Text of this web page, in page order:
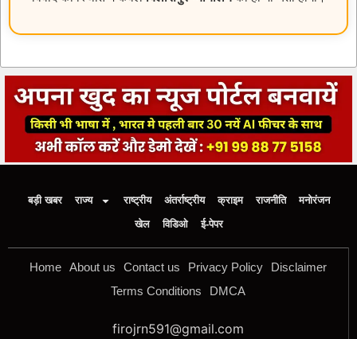
बड़ी खबर राज्य राष्ट्रीय अंतर्राष्ट्रीय क्राइम राजनीति
मनोरंजन
खेल
विडिओ ई-पेपर
Home About us Contact us Privacy Policy
Disclaimer
Terms Conditions
DMCA
firojrn591@gmail.com